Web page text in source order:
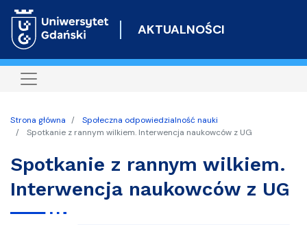
do
AKTUALNOŚCI
Strona główna
Społeczna odpowiedzialność nauki
Spotkanie z rannym wilkiem. Interwencja naukowców z UG
Spotkanie z rannym wilkiem.
Interwencja naukowców z UG